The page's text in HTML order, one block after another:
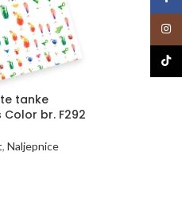
tanke
br. F292
, Naljepnice